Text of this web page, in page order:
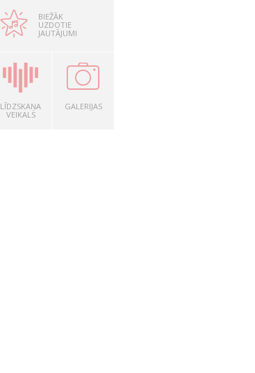
BIEŽĀK
UZDOTIE
JAUTĀJUMI
LĪDZSKAŅA
VEIKALS
GALERIJAS